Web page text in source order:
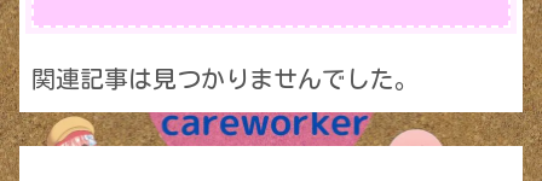
関連記事は見つかりませんでした。